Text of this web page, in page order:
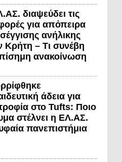
διαψεύδει τις
για απόπειρα
ανήλικης
Κρήτη – Τι συνέβη
ανακοίνωση
άδεια για
στο Tufts: Ποιο
στέλνει η ΕΛ.ΑΣ.
πανεπιστήμια